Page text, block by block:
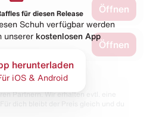
Öffnen
Öffnen
Partnern. Wir erhalten evtl. eine
für diesen Release
Schuh verfügbar werden
unserer kostenlosen App
herunterladen
iOS & Android